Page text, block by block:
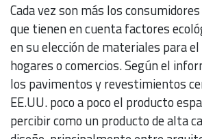
Cada vez son más los
que tienen en cuenta factores
en su elección de materiales para
hogares o comercios. Según el
los pavimentos y revestimientos
EE.UU. poco a poco el producto
percibir como un producto de alta